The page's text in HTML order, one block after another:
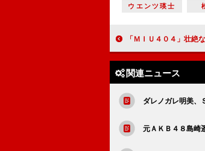
ウエンツ瑛士
「ＭＩＵ４０４」壮絶な展開に視聴者
関連ニュース
ダレノガレ明美、
元ＡＫＢ４８島崎